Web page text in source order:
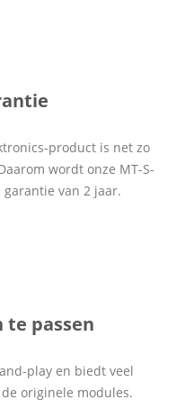
product is net zo
wordt onze MT-S-
van 2 jaar.
te passen
play en biedt veel
originele modules.